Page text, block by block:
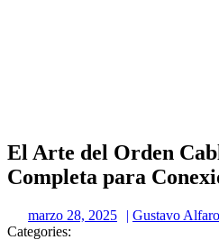
El Arte del Orden
Completa para
marzo 28, 2025
marzo
Gustavo Alfaro
Categories: